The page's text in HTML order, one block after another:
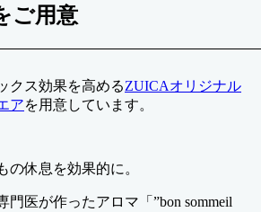
ご用意
クス効果を高めるZUICAオリジナル
アを用意しています。
の休息を効果的に。
門医が作ったアロマ「”bon sommeil